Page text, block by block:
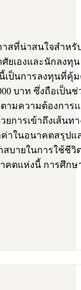
สที่น่าสนใจสำ
เองและนักลง
นการลงทุนที่คุ้
บาท ซึ่งถือเป็น
มความต้องกา
ยการเข้าถึงเส้
าในอนาคตสรุป
สบายในการใช้
ตแห่งนี้ การศึก